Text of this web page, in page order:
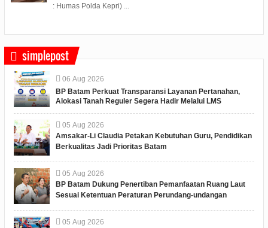
: Humas Polda Kepri) ...
simplepost
06 Aug 2026
BP Batam Perkuat Transparansi Layanan Pertanahan,
Alokasi Tanah Reguler Segera Hadir Melalui LMS
05 Aug 2026
Amsakar-Li Claudia Petakan Kebutuhan Guru, Pendidikan
Berkualitas Jadi Prioritas Batam
05 Aug 2026
BP Batam Dukung Penertiban Pemanfaatan Ruang Laut
Sesuai Ketentuan Peraturan Perundang-undangan
05 Aug 2026